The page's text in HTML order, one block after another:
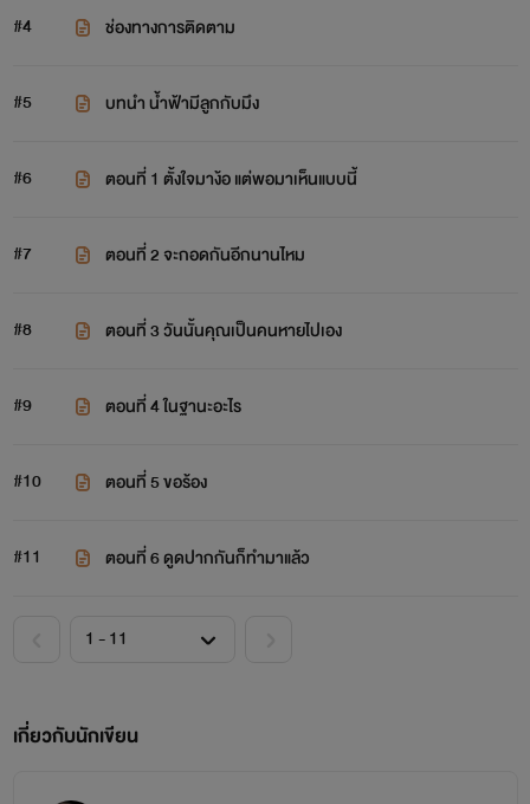
#4 ช่องทางการติดตาม
#5 บทนำ น้ำฟ้ามีลูกกับมึง
#6 ตอนที่ 1 ตั้งใจมาง้อ แต่พอมาเห็นแบบนี้
#7 ตอนที่ 2 จะกอดกันอีกนานไหม
#8 ตอนที่ 3 วันนั้นคุณเป็นคนหายไปเอง
#9 ตอนที่ 4 ในฐานะอะไร
#10 ตอนที่ 5 ขอร้อง
#11 ตอนที่ 6 ดูดปากกันก็ทำมาแล้ว
เกี่ยวกับนักเขียน